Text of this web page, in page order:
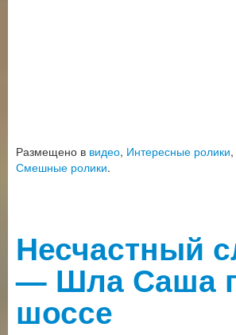
Размещено в видео, Интересные ролики,
Смешные ролики.
Несчастный
— Шла Саша
шоссе